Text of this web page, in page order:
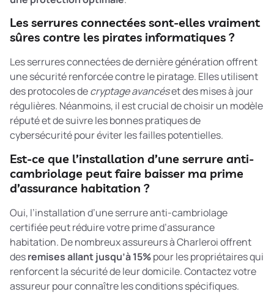
Les serrures connectées sont-elles vraiment
sûres contre les pirates informatiques ?
Les serrures connectées de dernière génération offrent
une sécurité renforcée contre le piratage. Elles utilisent
des protocoles decryptage avancéset des mises à jour
régulières. Néanmoins, il est crucial de choisir un modèle
réputé et de suivre les bonnes pratiques de
cybersécurité pour éviter les failles potentielles.
Est-ce que l’installation d’une serrure anti-
cambriolage peut faire baisser ma prime
d’assurance habitation ?
Oui, l’installation d’une serrure anti-cambriolage
certifiée peut réduire votre prime d’assurance
habitation. De nombreux assureurs à Charleroi offrent
desremises allant jusqu’à 15%pour les propriétaires qui
renforcent la sécurité de leur domicile. Contactez votre
assureur pour connaître les conditions spécifiques.